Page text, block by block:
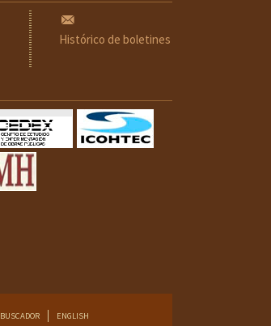
Histórico de boletines
BUSCADOR ENGLISH